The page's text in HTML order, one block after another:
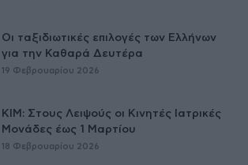
Οι ταξιδιωτικές επιλογές των Ελλήνων
για την Καθαρά Δευτέρα
19 Φεβρουαρίου 2026
ΚΙΜ: Στους Λειψούς οι Κινητές Ιατρικές
Μονάδες έως 1 Μαρτίου
18 Φεβρουαρίου 2026